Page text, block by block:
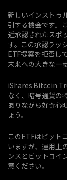
新しいインストゥ
引する機会です。
近承認されたスポ
す。この承認ラッ
ETF提案を拒否し
未来への大きな一
iShares Bitcoin
なく、暗号通貨の
ありながら好奇心
ょう。
このETFはビット
いますが、運用上
ンスとビットコイ
意ください。